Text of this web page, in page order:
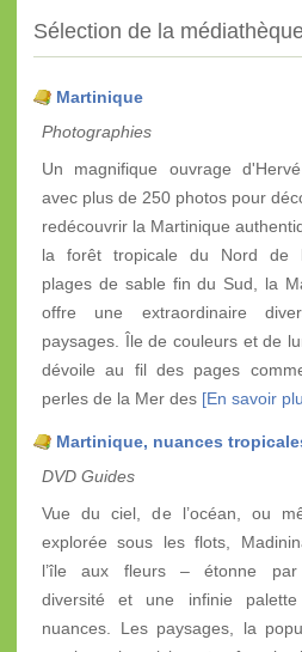
Sélection de la
Martinique
Photographies
Un magnifique ouvrage
avec plus de 250 photos pour
redécouvrir la Martinique
la forêt tropicale du Nord de
plages de sable fin du Sud, la
offre une extraordinaire
paysages. Île de couleurs et de
dévoile au fil des pages
perles de la Mer des [En savoir
Martinique, nuances
DVD Guides
Vue du ciel, de l’océan, ou
explorée sous les flots,
l’île aux fleurs – étonne
diversité et une infinie
nuances. Les paysages, la